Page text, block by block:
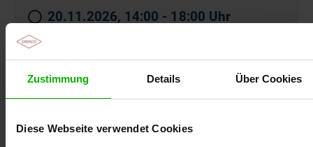
Zustimmung Details Über Cookies
Diese Webseite verwendet Cookies
20.11.2026, 14:00 - 18:00 Uhr